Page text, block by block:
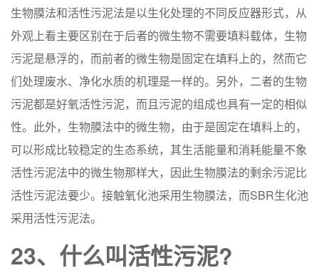
生物膜法和活性污泥法是以生化处理的不同反应器形式，从
外观上看主要区别在于后者的微生物不需要填料载体，生物
污泥是悬浮的，而前者的微生物是固定在填料上的，然而它
们处理废水、净化水质的机理是一样的。另外，二者的生物
污泥都是好氧活性污泥，而且污泥的组成也具有一定的相似
性。此外，生物膜法中的微生物，由于是固定在填料上的，
可以形成比较稳定的生态系统，其生活能量和消耗能量不象
活性污泥法中的微生物那样大，因此生物膜法的剩余污泥比
活性污泥法要少。接触氧化池采用生物膜法，而SBR生化池
采用活性污泥法。
23、什么叫活性污泥?